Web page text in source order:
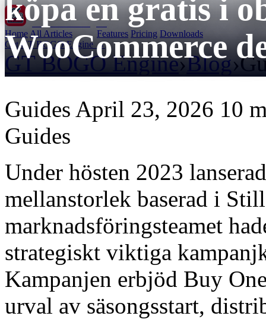
GT BOGO
Engine
Home All Articles Features Pricing Downloads
Get GT BOGO Engine →
GT BOGO Engine›Blog›
köpa en gratis i
WooCommerce
Guides April 23, 2026 10
Guides
Under hösten 2023
mellanstorlek baserad i
marknadsföringsteamet
strategiskt viktiga
Kampanjen erbjöd Buy
urval av säsongsstart,